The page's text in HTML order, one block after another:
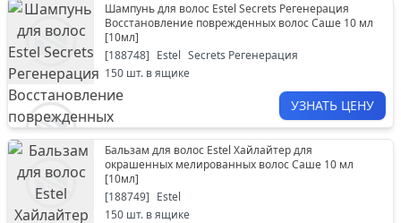
Шампунь для волос Estel Secrets Регенерация
Восстановление поврежденных волос Саше 10 мл
[10мл]
[188748] Estel Secrets Регенерация
150 шт. в ящике
УЗНАТЬ ЦЕНУ
Бальзам для волос Estel Хайлайтер для
окрашенных мелированных волос Саше 10 мл
[10мл]
[188749] Estel
150 шт. в ящике